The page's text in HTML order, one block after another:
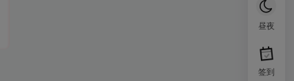
昼夜
签到